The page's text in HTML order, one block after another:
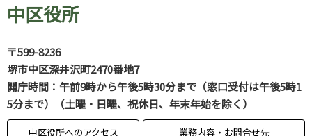
中区役所
〒599-8236
堺市中区深井沢町2470番地7
開庁時間：午前9時から午後5時30分まで（窓口受付は午後5時1
5分まで）（土曜・日曜、祝休日、年末年始を除く）
中区役所へのアクセス 業務内容・お問合せ先